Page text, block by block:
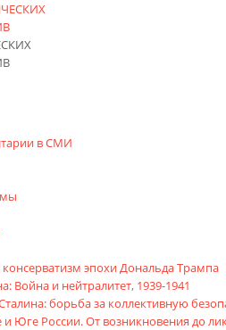
в СМИ
эпохи Дональда Трампа
Война и нейтралитет, 1939-1941
борьба за коллективную
Юге России. От возникновения до